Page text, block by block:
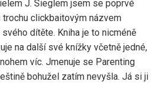
J. Sieglem jsem se poprvé
clickbaitovým názvem
dítěte. Kniha je to nicméně
na další své knížky včetně jedné,
víc. Jmenuje se Parenting
bohužel zatím nevyšla. Já si ji